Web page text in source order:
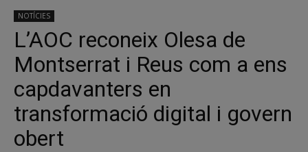
NOTÍCIES
L’AOC reconeix Olesa de
Montserrat i Reus com a ens
capdavanters en
transformació digital i govern
obert